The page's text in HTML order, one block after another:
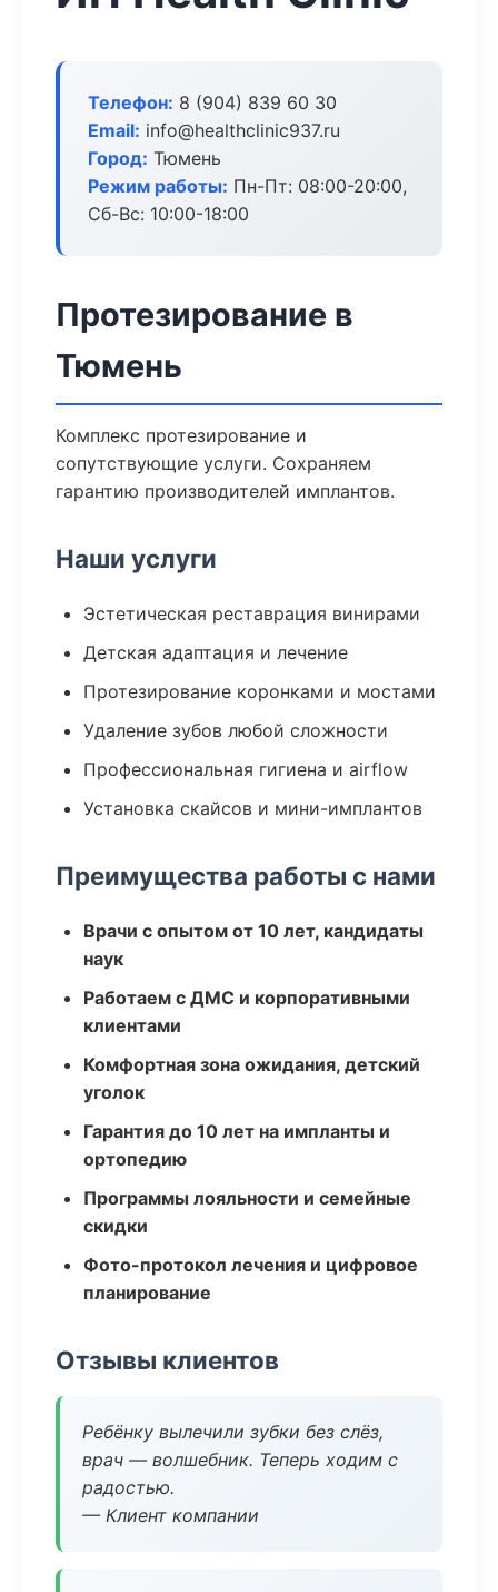
Телефон: 8 (904) 839 60 30
Email: info@healthclinic937.ru
Город: Тюмень
Режим работы: Пн-Пт: 08:00-20:00,
Сб-Вс: 10:00-18:00
Протезирование в
Тюмень
Комплекс протезирование и
сопутствующие услуги. Сохраняем
гарантию производителей имплантов.
Наши услуги
Эстетическая реставрация винирами
Детская адаптация и лечение
Протезирование коронками и мостами
Удаление зубов любой сложности
Профессиональная гигиена и airflow
Установка скайсов и мини-имплантов
Преимущества работы с нами
Врачи с опытом от 10 лет, кандидаты
наук
Работаем с ДМС и корпоративными
клиентами
Комфортная зона ожидания, детский
уголок
Гарантия до 10 лет на импланты и
ортопедию
Программы лояльности и семейные
скидки
Фото-протокол лечения и цифровое
планирование
Отзывы клиентов
Ребёнку вылечили зубки без слёз,
врач — волшебник. Теперь ходим с
радостью.
— Клиент компании